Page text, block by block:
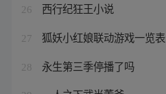
26 西行纪狂王小说
27 狐妖小红娘联动游戏一览表
28 永生第三季停播了吗